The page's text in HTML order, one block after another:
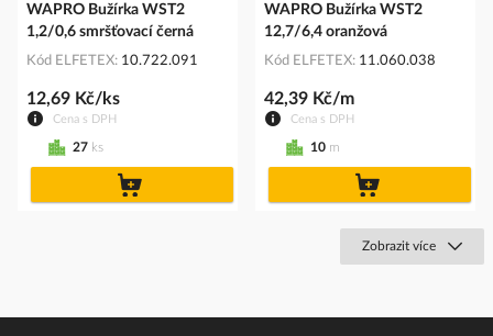
WAPRO Bužírka WST2
1,2/0,6 smršťovací černá
Kód ELFETEX 10.722.091
Cena s DPH
12,69 Kč/ks
27 ks
WAPRO Bužírka WST2
12,7/6,4 oranžová
Kód ELFETEX 11.060.038
Cena s DPH
42,39 Kč/m
10 m
Zobrazit více